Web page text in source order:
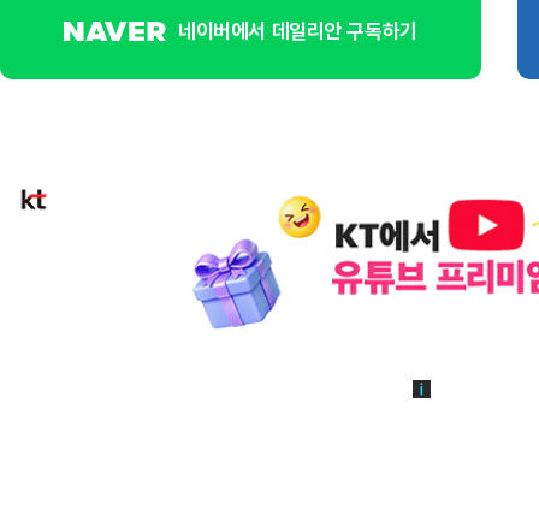
네이버에서 데일리안 구독하기